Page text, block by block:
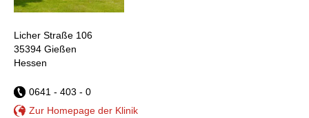
Licher Straße 106
35394 Gießen
Hessen
0641 - 403 - 0
Zur Homepage der Klinik